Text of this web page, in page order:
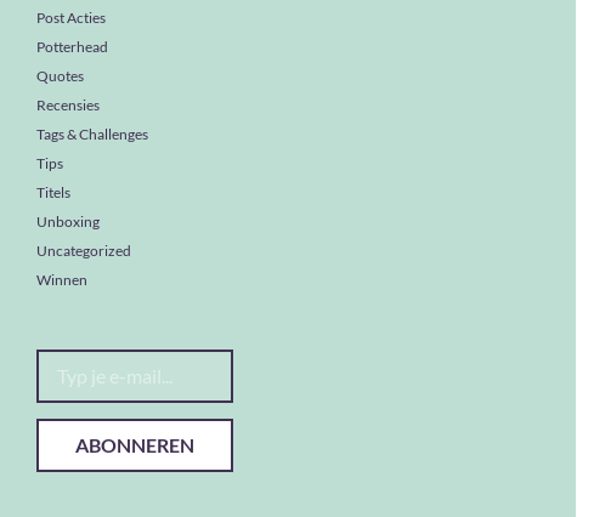
Post Acties
Potterhead
Quotes
Recensies
Tags & Challenges
Tips
Titels
Unboxing
Uncategorized
Winnen
Typ je e-mail...
ABONNEREN